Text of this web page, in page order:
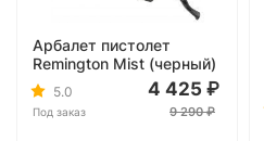
Арбалет пистолет
Remington Mist (черный)
5.0
Под заказ
4 425
9 290